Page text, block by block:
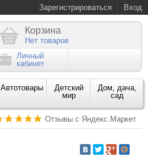
Зарегистрироваться Вход
Корзина
Нет товаров
Личный
кабинет
Автотовары
Детский
мир
Дом, дача,
сад
Отзывы с Яндекс.Маркет